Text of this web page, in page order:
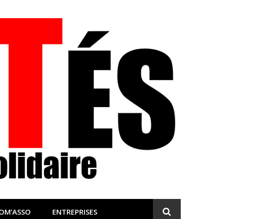
et engagée
ENTREPRISES